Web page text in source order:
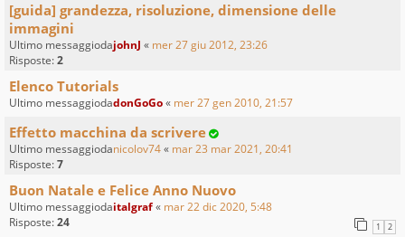
[guida] grandezza, risoluzione, dimensione delle
immagini
Ultimo messaggiodajohnJ « mer 27 giu 2012, 23:26
Risposte:2
Elenco Tutorials
Ultimo messaggiodadonGoGo« mer 27 gen 2010, 21:57
Effetto macchina da scrivere
Ultimo messaggiodanicolov74« mar 23 mar 2021, 20:41
Risposte:7
Buon Natale e Felice Anno Nuovo
Ultimo messaggiodaitalgraf« mar 22 dic 2020, 5:48
Risposte:24 1 2